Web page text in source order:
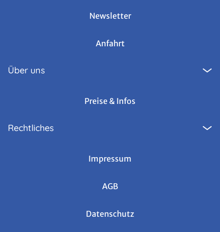
Newsletter
Anfahrt
Über uns
Preise & Infos
Rechtliches
Impressum
AGB
Datenschutz